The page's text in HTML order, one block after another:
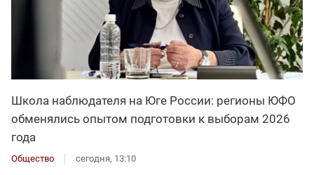
Школа наблюдателя на Юге России: регионы ЮФО
обменялись опытом подготовки к выборам 2026
года
Общество сегодня, 13:10